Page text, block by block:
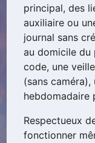
principal, des
auxiliaire ou
journal sans
au domicile du
code, une
(sans
hebdomadaire
Respectueux
fonctionner